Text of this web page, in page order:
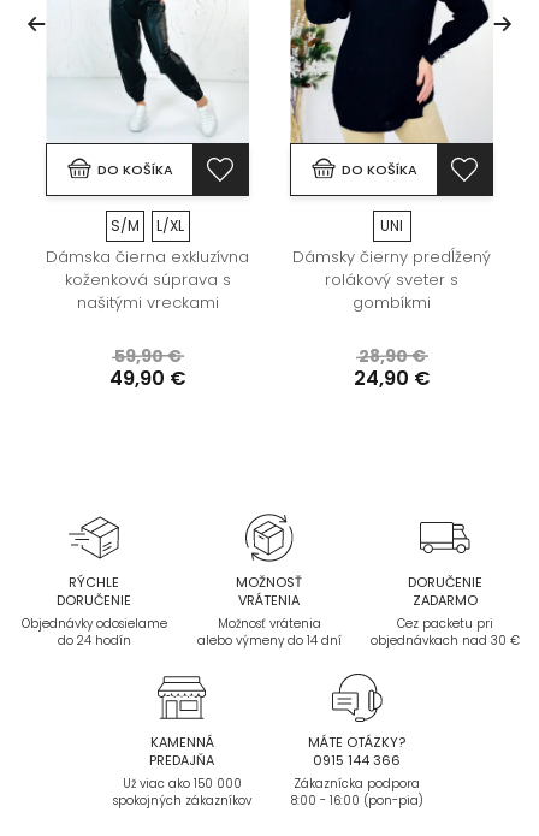
DO KOŠÍKA
S/M L/XL
Dámska čierna exkluzívna
koženková súprava s
našitými vreckami
59,90 €
49,90 €
DO KOŠÍKA
UNI
Dámsky čierny predĺžený
rolákový sveter s
gombíkmi
28,90 €
24,90 €
RÝCHLE
DORUČENIE
Objednávky odosielame
do 24 hodín
MOŽNOSŤ
VRÁTENIA
Možnosť vrátenia
alebo výmeny do 14 dní
DORUČENIE
ZADARMO
Cez packetu pri
objednávkach nad 30 €
KAMENNÁ
PREDAJŇA
Už viac ako 150 000
spokojných zákazníkov
MÁTE OTÁZKY?
0915 144 366
Zákaznícka podpora
8:00 - 16:00 (pon-pia)